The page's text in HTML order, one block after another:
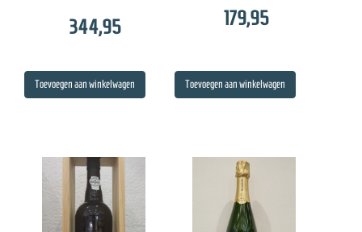
344,95
Toevoegen aan winkelwagen
179,95
Toevoegen aan winkelwagen